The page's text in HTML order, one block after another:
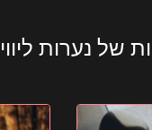
של נערות